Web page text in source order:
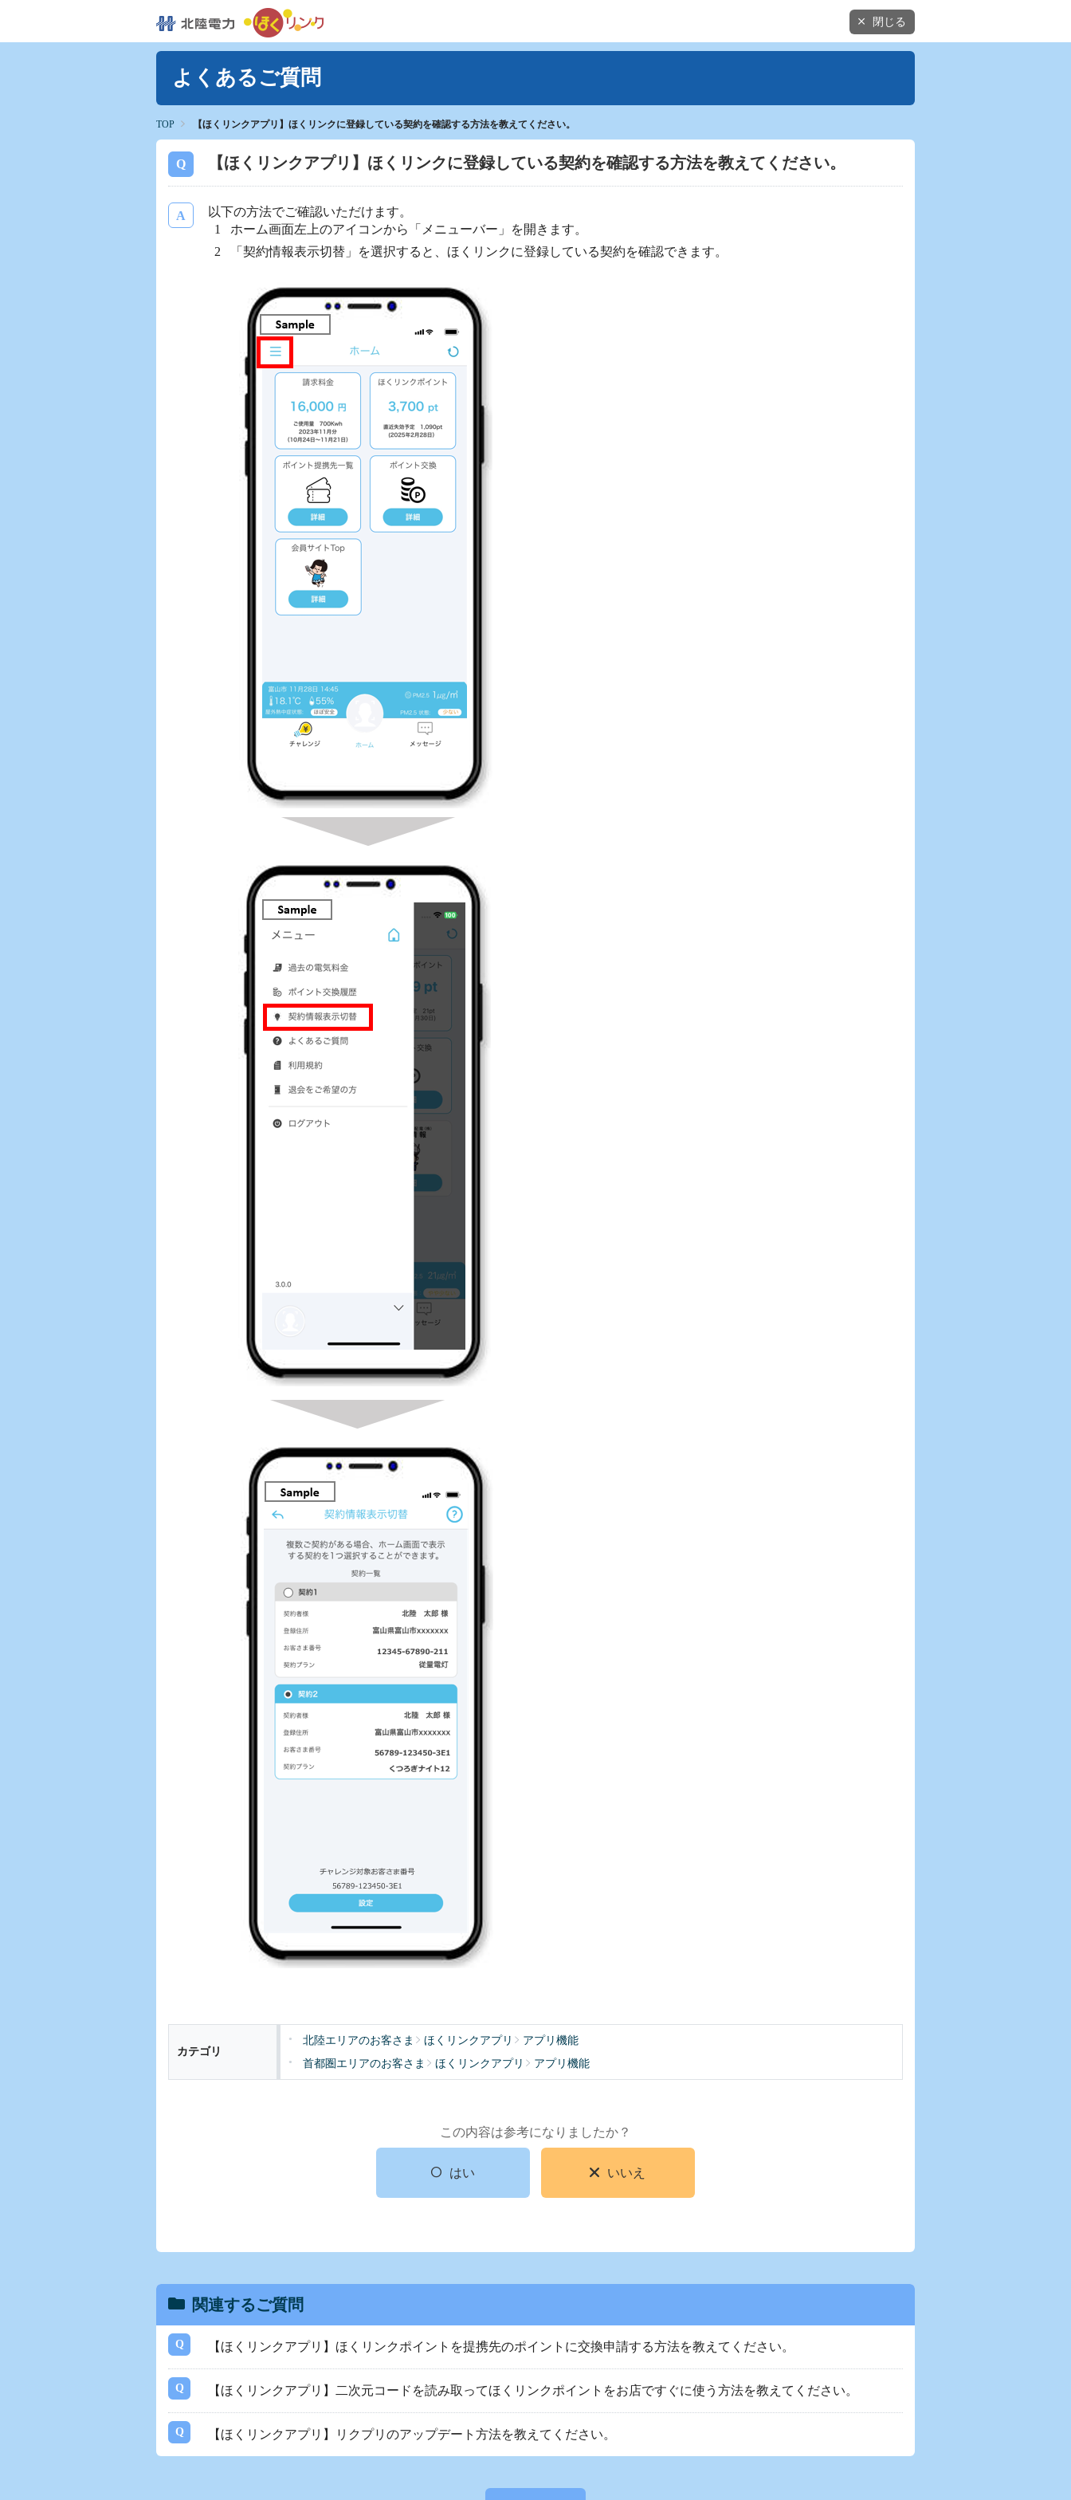
閉じる
よくあるご質問
TOP 【ほくリンクアプリ】ほくリンクに登録している契約を確認する方法を教えてください。
【ほくリンクアプリ】ほくリンクに登録している契約を確認する方法を教えてください。
以下の方法でご確認いただけます。
ホーム画面左上のアイコンから「メニューバー」を開きます。
「契約情報表示切替」を選択すると、ほくリンクに登録している契約を確認できます。
カテゴリ
北陸エリアのお客さま ほくリンクアプリ
アプリ機能
首都圏エリアのお客さま
ほくリンクアプリ アプリ機能
この内容は参考になりましたか？
はい いいえ
関連するご質問
【ほくリンクアプリ】ほくリンクポイントを提携先のポイントに交換申請する方法を教えてください。
【ほくリンクアプリ】二次元コードを読み取ってほくリンクポイントをお店ですぐに使う方法を教えてください。
【ほくリンクアプリ】リクプリのアップデート方法を教えてください。